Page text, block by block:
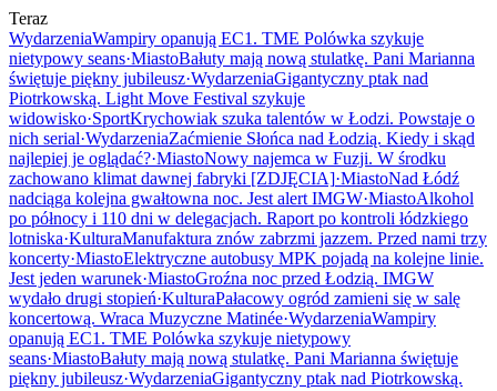
Teraz
WydarzeniaWampiry opanują EC1. TME Polówka szykuje
nietypowy seans·MiastoBałuty mają nową stulatkę. Pani Marianna
świętuje piękny jubileusz·WydarzeniaGigantyczny ptak nad
Piotrkowską. Light Move Festival szykuje
widowisko·SportKrychowiak szuka talentów w Łodzi. Powstaje o
nich serial·WydarzeniaZaćmienie Słońca nad Łodzią. Kiedy i skąd
najlepiej je oglądać?·MiastoNowy najemca w Fuzji. W środku
zachowano klimat dawnej fabryki [ZDJĘCIA]·MiastoNad Łódź
nadciąga kolejna gwałtowna noc. Jest alert IMGW·MiastoAlkohol
po północy i 110 dni w delegacjach. Raport po kontroli łódzkiego
lotniska·KulturaManufaktura znów zabrzmi jazzem. Przed nami trzy
koncerty·MiastoElektryczne autobusy MPK pojadą na kolejne linie.
Jest jeden warunek·MiastoGroźna noc przed Łodzią. IMGW
wydało drugi stopień·KulturaPałacowy ogród zamieni się w salę
koncertową. Wraca Muzyczne Matinée·WydarzeniaWampiry
opanują EC1. TME Polówka szykuje nietypowy
seans·MiastoBałuty mają nową stulatkę. Pani Marianna świętuje
piękny jubileusz·WydarzeniaGigantyczny ptak nad Piotrkowską.